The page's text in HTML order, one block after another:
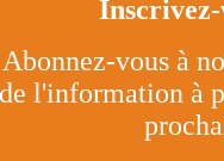
Abonnez-vous à
de l'information à